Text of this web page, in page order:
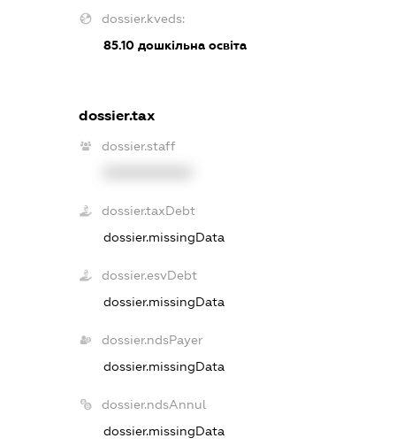
dossier.kveds:
85.10дошкільна освіта
dossier.tax
dossier.staff
dossier.taxDebt
dossier.missingData
dossier.esvDebt
dossier.missingData
dossier.ndsPayer
dossier.missingData
dossier.ndsAnnul
dossier.missingData